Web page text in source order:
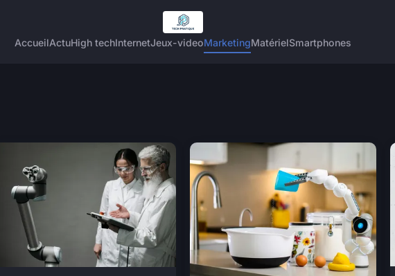
AccueilActuHigh techInternetJeux-videoMarketingMatérielSmartphones